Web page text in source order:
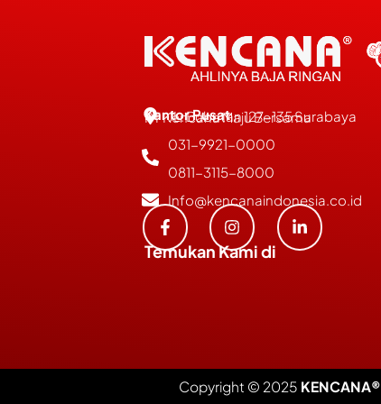
Kantor Pusat
PT Kencana Maju Bersama
JL. Bubutan 127-135 Surabaya
031-9921-0000
0811-3115-8000
Info@kencanaindonesia.co.id
Temukan Kami di
Copyright © 2025 KENCANA®